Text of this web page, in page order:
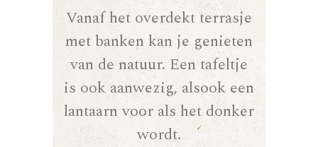
Vanaf het overdekt terrasje
met banken kan je genieten
van de natuur. Een tafeltje
is ook aanwezig, alsook een
lantaarn voor als het donker
wordt.